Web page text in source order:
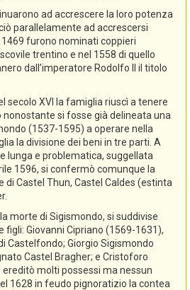
ad accrescere la loro potenza
parallelamente ad accrescersi
furono nominati coppieri
trentino e nel 1558 di quello
dall’imperatore Rodolfo II il titolo
secolo XVI la famiglia riuscì a tenere
si fosse già delineata una
(1537-1595) a operare nella
la divisione dei beni in tre parti. A
lunga e problematica, suggellata
1596, si confermò comunque la
di Castel Thun, Castel Caldes (estinta
morte di Sigismondo, si suddivise
Giovanni Cipriano (1569-1631),
Castelfondo; Giorgio Sigismondo
Castel Bragher; e Cristoforo
molti possessi ma nessun
1628 in feudo pignoratizio la contea